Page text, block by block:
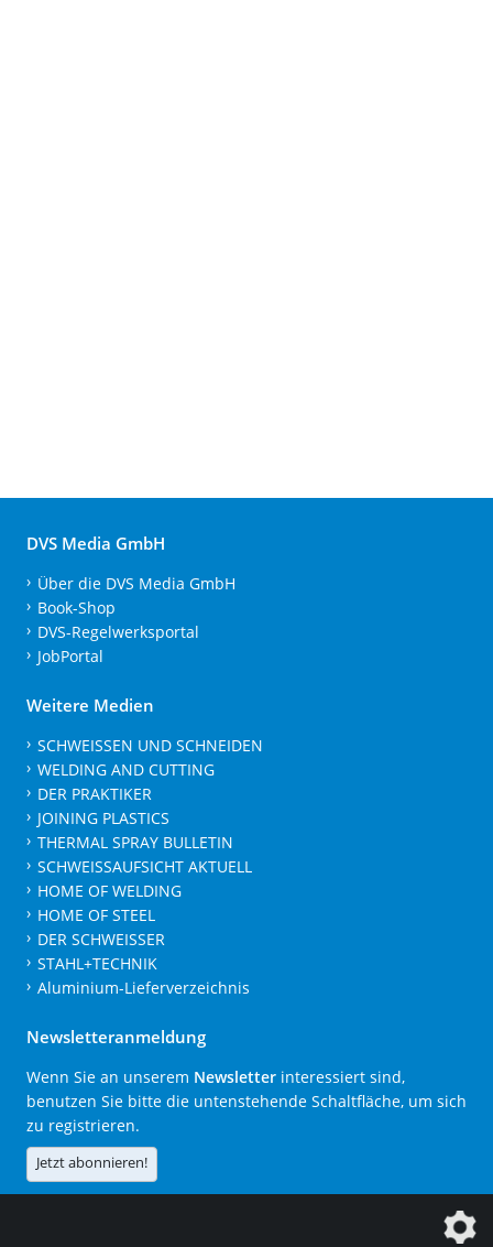
DVS Media GmbH
Über die DVS Media GmbH
Book-Shop
DVS-Regelwerksportal
JobPortal
Weitere Medien
SCHWEISSEN UND SCHNEIDEN
WELDING AND CUTTING
DER PRAKTIKER
JOINING PLASTICS
THERMAL SPRAY BULLETIN
SCHWEISSAUFSICHT AKTUELL
HOME OF WELDING
HOME OF STEEL
DER SCHWEISSER
STAHL+TECHNIK
Aluminium-Lieferverzeichnis
Newsletteranmeldung
Wenn Sie an unserem Newsletter interessiert sind,
benutzen Sie bitte die untenstehende Schaltfläche, um sich
zu registrieren.
Jetzt abonnieren!